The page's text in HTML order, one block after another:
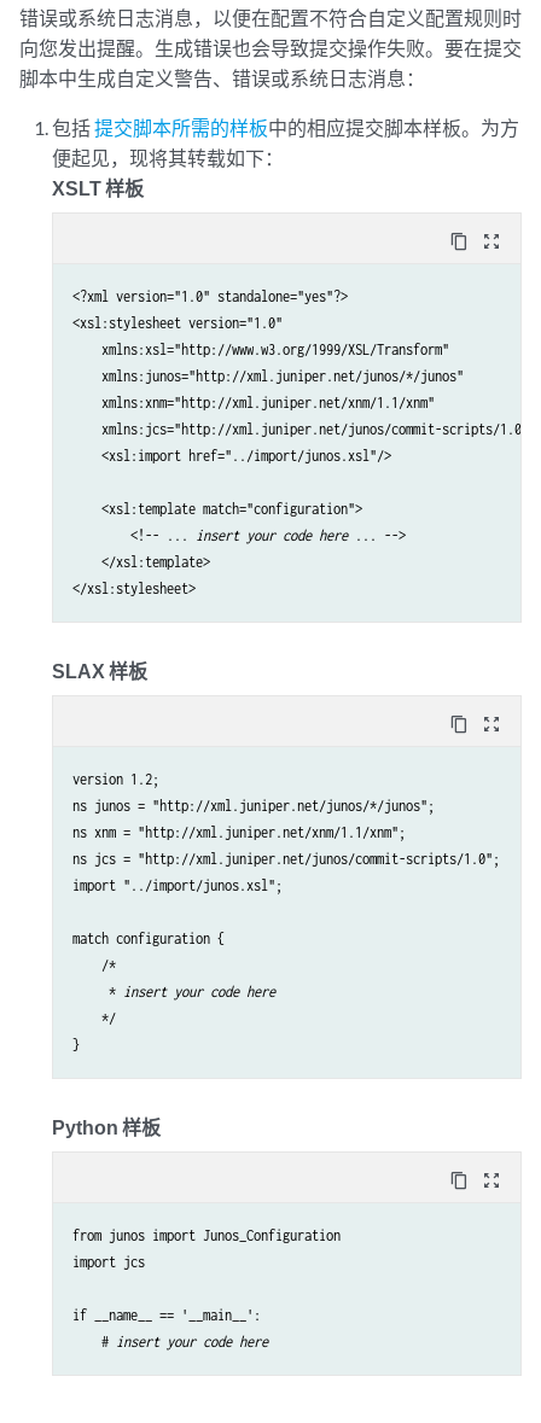
错误或系统日志消息，以便在配置不符合自定义配置规则时
向您发出提醒。生成错误也会导致提交操作失败。要在提交
脚本中生成自定义警告、错误或系统日志消息：
包括提交脚本所需的样板中的相应提交脚本样板。为方
便起见，现将其转载如下：
XSLT 样板
content_copy zoom_out_map
<?xml version="1.0" standalone="yes"?>
<xsl:stylesheet version="1.0"
xmlns:xsl="http://www.w3.org/1999/XSL/Transform"
xmlns:junos="http://xml.juniper.net/junos/*/junos"
xmlns:xnm="http://xml.juniper.net/xnm/1.1/xnm"
xmlns:jcs="http://xml.juniper.net/junos/commit-scripts/1.0">
<xsl:import href="../import/junos.xsl"/>
<xsl:template match="configuration">
<!-- ... insert your code here ... -->
</xsl:template>
</xsl:stylesheet>
SLAX 样板
content_copy zoom_out_map
version 1.2;
ns junos = "http://xml.juniper.net/junos/*/junos";
ns xnm = "http://xml.juniper.net/xnm/1.1/xnm";
ns jcs = "http://xml.juniper.net/junos/commit-scripts/1.0";
import "../import/junos.xsl";
match configuration {
/*
* insert your code here
*/
}
Python 样板
content_copy zoom_out_map
from junos import Junos_Configuration
import jcs
if __name__ == '__main__':
# insert your code here